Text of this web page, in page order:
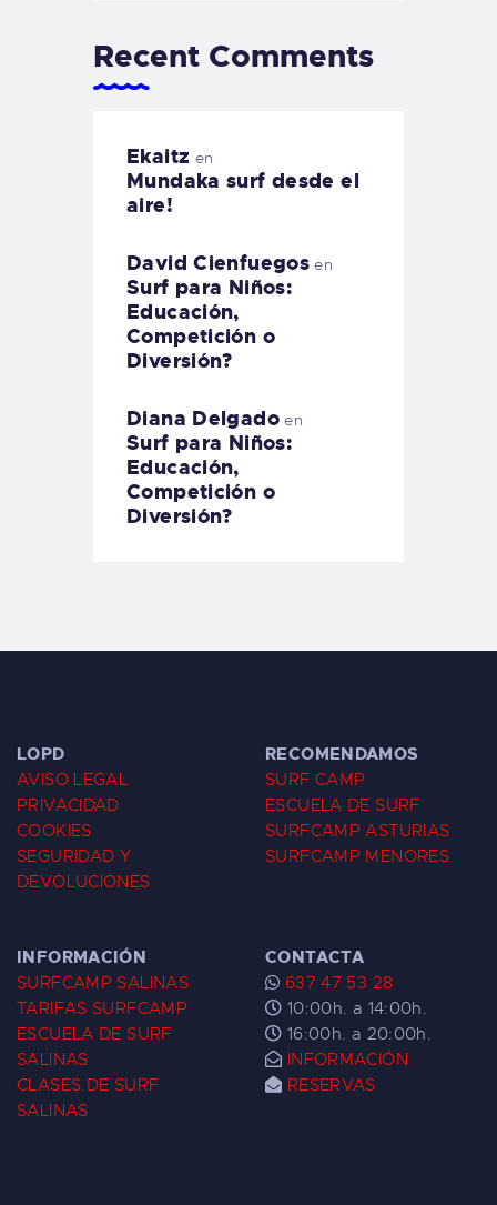
Recent Comments
Ekaitz en
Mundaka surf desde el
aire!
David Cienfuegos en
Surf para Niños:
Educación,
Competición o
Diversión?
Diana Delgadoen
Surf para Niños:
Educación,
Competición o
Diversión?
LOPD
AVISO LEGAL
PRIVACIDAD
COOKIES
SEGURIDAD Y
DEVOLUCIONES
RECOMENDAMOS
SURF CAMP
ESCUELA DE SURF
SURFCAMP ASTURIAS
SURFCAMP MENORES
INFORMACIÓN
SURFCAMP SALINAS
TARIFAS SURFCAMP
ESCUELA DE SURF
SALINAS
CLASES DE SURF
SALINAS
CONTACTA
637 47 53 28
10:00h. a 14:00h.
16:00h. a 20:00h.
INFORMACIÓN
RESERVAS